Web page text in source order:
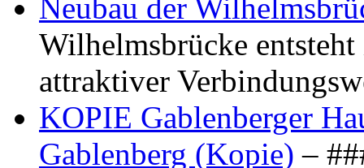
Neubau der
Wilhelmsbrücke
attraktiver
KOPIE Gablenberger
Gablenberg (Kopie) –